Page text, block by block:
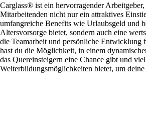
Carglass® ist ein hervorragender Arbeitgeber,
Mitarbeitenden nicht nur ein attraktives
umfangreiche Benefits wie Urlaubsgeld und
Altersvorsorge bietet, sondern auch eine
die Teamarbeit und persönliche Entwicklung
hast du die Möglichkeit, in einem
das Quereinsteigern eine Chance gibt und
Weiterbildungsmöglichkeiten bietet, um